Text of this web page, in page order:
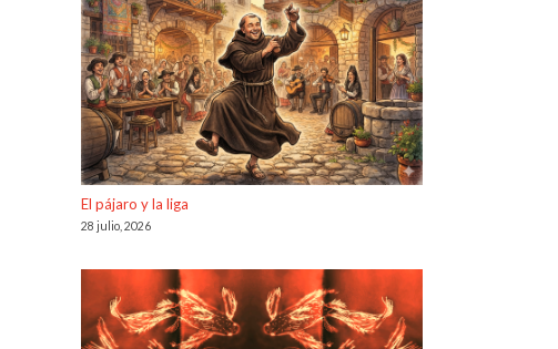
El pájaro y la liga
28 julio, 2026